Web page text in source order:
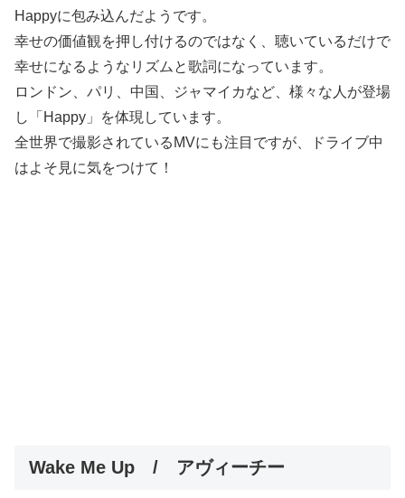
Happyに包み込んだようです。
幸せの価値観を押し付けるのではなく、聴いているだけで
幸せになるようなリズムと歌詞になっています。
ロンドン、パリ、中国、ジャマイカなど、様々な人が登場
し「Happy」を体現しています。
全世界で撮影されているMVにも注目ですが、ドライブ中
はよそ見に気をつけて！
Wake Me Up / アヴィーチー